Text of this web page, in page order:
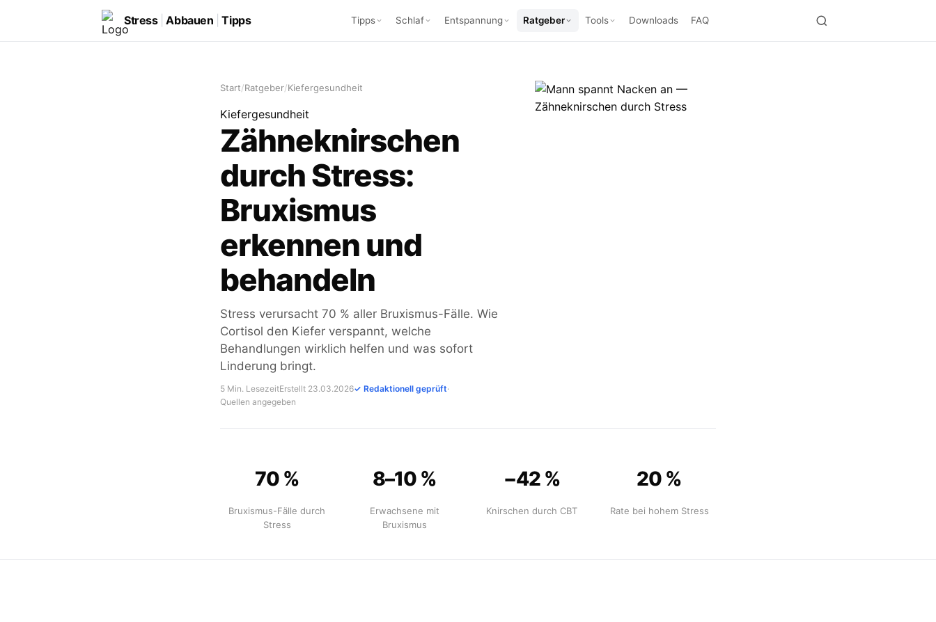
Stress Abbauen Tipps Tipps Schlaf Entspannung Ratgeber Tools Downloads FAQ
Start/Ratgeber/Kiefergesundheit
Kiefergesundheit
Zähneknirschen
durch Stress:
Bruxismus
erkennen und
behandeln
Stress verursacht 70 % aller Bruxismus-Fälle. Wie
Cortisol den Kiefer verspannt, welche
Behandlungen wirklich helfen und was sofort
Linderung bringt.
5 Min. LesezeitErstellt 23.03.2026✓ Redaktionell geprüft·
Quellen angegeben
70 %
Bruxismus-Fälle durch
Stress
8–10 %
Erwachsene mit
Bruxismus
−42 %
Knirschen durch CBT
20 %
Rate bei hohem Stress